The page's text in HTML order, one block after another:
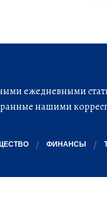
ежедневными
нашими
ФИНАНСЫ